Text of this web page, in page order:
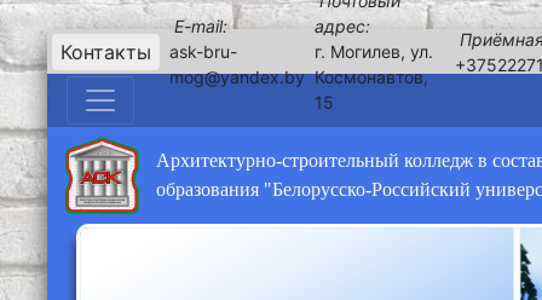
Контакты
E-mail:
ask-bru-
mog@yandex.by
адрес:
г. Могилев, ул.
Космонавтов,
15
Архитектурно-строительный колледж в
образования "Белорусско-Российский